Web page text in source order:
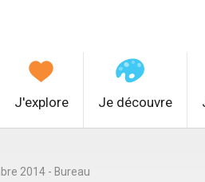
J'explore Je découvre
2014 - Bureau